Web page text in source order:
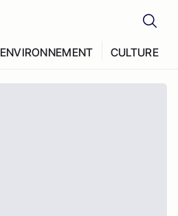
ENVIRONNEMENT CULTURE